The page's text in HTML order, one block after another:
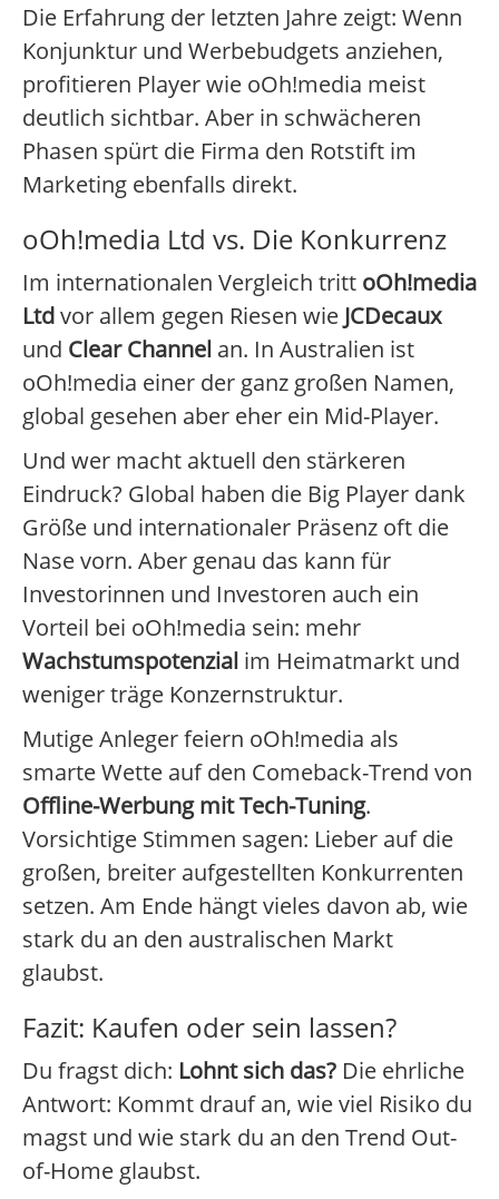
Die Erfahrung der letzten Jahre zeigt: Wenn
Konjunktur und Werbebudgets anziehen,
profitieren Player wie oOh!media meist
deutlich sichtbar. Aber in schwächeren
Phasen spürt die Firma den Rotstift im
Marketing ebenfalls direkt.
oOh!media Ltd vs. Die Konkurrenz
Im internationalen Vergleich tritt oOh!media
Ltdvor allem gegen Riesen wie JCDecaux
und Clear Channel an. In Australien ist
oOh!media einer der ganz großen Namen,
global gesehen aber eher ein Mid-Player.
Und wer macht aktuell den stärkeren
Eindruck? Global haben die Big Player dank
Größe und internationaler Präsenz oft die
Nase vorn. Aber genau das kann für
Investorinnen und Investoren auch ein
Vorteil bei oOh!media sein: mehr
Wachstumspotenzial im Heimatmarkt und
weniger träge Konzernstruktur.
Mutige Anleger feiern oOh!media als
smarte Wette auf den Comeback-Trend von
Offline-Werbung mit Tech-Tuning.
Vorsichtige Stimmen sagen: Lieber auf die
großen, breiter aufgestellten Konkurrenten
setzen. Am Ende hängt vieles davon ab, wie
stark du an den australischen Markt
glaubst.
Fazit: Kaufen oder sein lassen?
Du fragst dich: Lohnt sich das? Die ehrliche
Antwort: Kommt drauf an, wie viel Risiko du
magst und wie stark du an den Trend Out-
of-Home glaubst.